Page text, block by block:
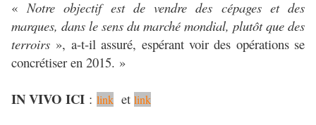
«Notre objectif est de vendre des cépages et des
marques, dans le sens du marché mondial, plutôt que des
terroirs », a-t-il assuré, espérant voir des opérations se
concrétiser en 2015. »
IN VIVO ICI : link et link